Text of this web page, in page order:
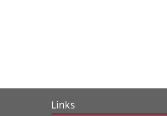
Links